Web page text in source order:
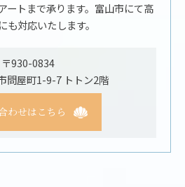
ートまで承ります。富山市にて高
対応いたします。
〒930-0834
問屋町1-9-7 トトン2階
わせはこちら